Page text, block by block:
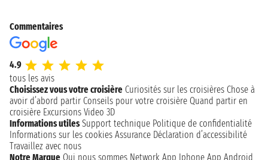
Commentaires
4.9
tous les avis
Choisissez vous votre croisière Curiosités sur les croisières Chose à
avoir d’abord partir Conseils pour votre croisière Quand partir en
croisière Excursions Video 3D
Informations utiles Support technique Politique de confidentialité
Informations sur les cookies Assurance Déclaration d’accessibilité
Travaillez avec nous
Notre Marque Qui nous sommes Network App Iphone App Android